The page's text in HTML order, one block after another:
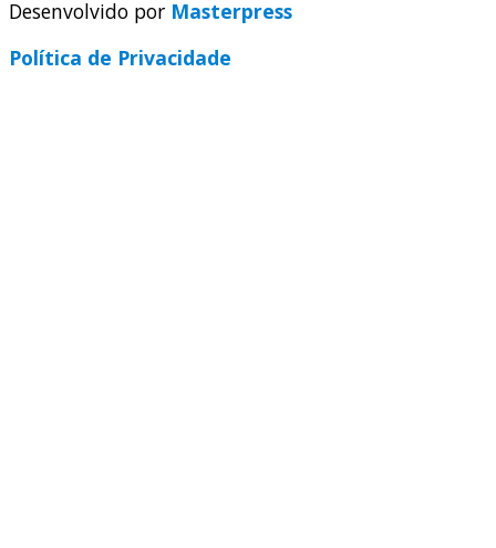
Desenvolvido por Masterpress
Política de Privacidade